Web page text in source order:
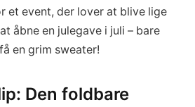
et event, der lover at blive lige
åbne en julegave i juli – bare
en grim sweater!
Den foldbare